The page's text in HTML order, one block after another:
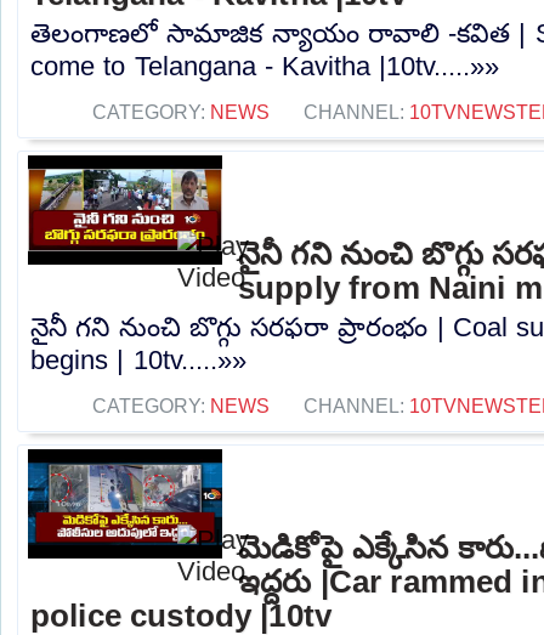
తెలంగాణలో సామాజిక న్యాయం రావాలి -కవిత |
come to Telangana - Kavitha |10tv.....»»
CATEGORY: NEWS CHANNEL:
నైనీ గని నుంచి బొగ్గు
supply from Naini
నైనీ గని నుంచి బొగ్గు సరఫరా ప్రారంభం | Coal
begins | 10tv.....»»
CATEGORY: NEWS CHANNEL:
మెడికోపై ఎక్కేసిన
ఇద్దరు |Car rammed
police custody |10tv